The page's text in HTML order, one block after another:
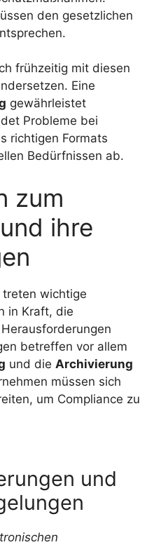
den gesetzlichen
frühzeitig mit diesen
Eine
gewährleistet
Probleme bei
richtigen Formats
Bedürfnissen ab.
zum
ihre
treten wichtige
in Kraft, die
betreffen vor allem
und die Archivierung
müssen sich
um Compliance zu
und